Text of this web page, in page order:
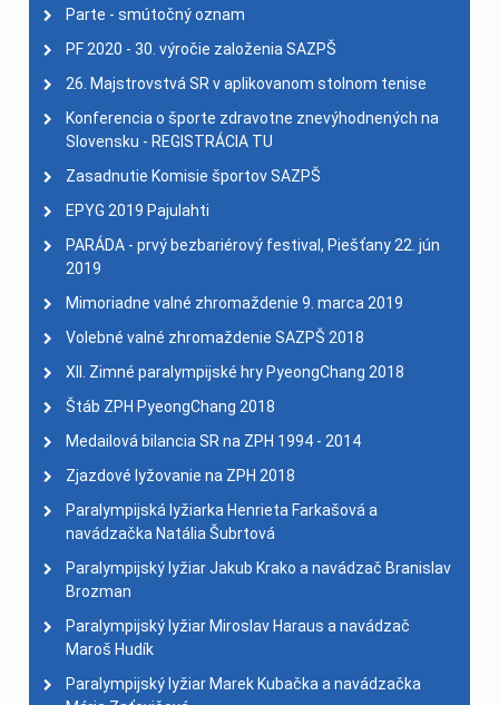
Parte - smútočný oznam
PF 2020 - 30. výročie založenia SAZPŠ
26. Majstrovstvá SR v aplikovanom stolnom tenise
Konferencia o športe zdravotne znevýhodnených na
Slovensku - REGISTRÁCIA TU
Zasadnutie Komisie športov SAZPŠ
EPYG 2019 Pajulahti
PARÁDA - prvý bezbariérový festival, Piešťany 22. jún
2019
Mimoriadne valné zhromaždenie 9. marca 2019
Volebné valné zhromaždenie SAZPŠ 2018
XII. Zimné paralympijské hry PyeongChang 2018
Štáb ZPH PyeongChang 2018
Medailová bilancia SR na ZPH 1994 - 2014
Zjazdové lyžovanie na ZPH 2018
Paralympijská lyžiarka Henrieta Farkašová a
navádzačka Natália Šubrtová
Paralympijský lyžiar Jakub Krako a navádzač Branislav
Brozman
Paralympijský lyžiar Miroslav Haraus a navádzač
Maroš Hudík
Paralympijský lyžiar Marek Kubačka a navádzačka